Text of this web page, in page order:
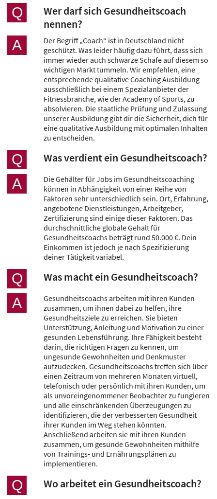
Q
Wer darf sich Gesundheitscoach
nennen?
A
Der Begriff „Coach“ ist in Deutschland nicht
geschützt. Was leider häufig dazu führt, dass sich
immer wieder auch schwarze Schafe auf diesem so
wichtigen Markt tummeln. Wir empfehlen, eine
entsprechende qualitative Coaching Ausbildung
ausschließlich bei einem Spezialanbieter der
Fitnessbranche, wie der Academy of Sports, zu
absolvieren. Die staatliche Prüfung und Zulassung
unserer Ausbildung gibt dir die Sicherheit, dich für
eine qualitative Ausbildung mit optimalen Inhalten
zu entscheiden.
Q Was verdient ein Gesundheitscoach?
A
Die Gehälter für Jobs im Gesundheitscoaching
können in Abhängigkeit von einer Reihe von
Faktoren sehr unterschiedlich sein. Ort, Erfahrung,
angebotene Dienstleistungen, Arbeitgeber,
Zertifizierung sind einige dieser Faktoren. Das
durchschnittliche globale Gehalt für
Gesundheitscoachs beträgt rund 50.000 €. Dein
Einkommen ist jedoch je nach Spezifizierung
deiner Tätigkeit variabel.
Q Was macht ein Gesundheitscoach?
A
Gesundheitscoachs arbeiten mit ihren Kunden
zusammen, um ihnen dabei zu helfen, ihre
Gesundheitsziele zu erreichen. Sie bieten
Unterstützung, Anleitung und Motivation zu einer
gesunden Lebensführung. Ihre Fähigkeit besteht
darin, die richtigen Fragen zu kennen, um
ungesunde Gewohnheiten und Denkmuster
aufzudecken. Gesundheitscoachs treffen sich über
einen Zeitraum von mehreren Monaten virtuell,
telefonisch oder persönlich mit ihren Kunden, um
als unvoreingenommener Beobachter zu fungieren
und alle einschränkenden Überzeugungen zu
identifizieren, die der verbesserten Gesundheit
ihrer Kunden im Weg stehen könnten.
Anschließend arbeiten sie mit ihren Kunden
zusammen, um gesunde Gewohnheiten mithilfe
von Trainings- und Ernährungsplänen zu
implementieren.
Q Wo arbeitet ein Gesundheitscoach?